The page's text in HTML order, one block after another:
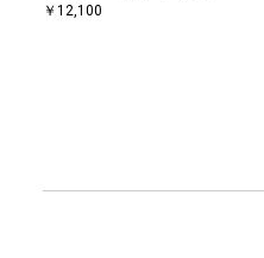
￥12,100